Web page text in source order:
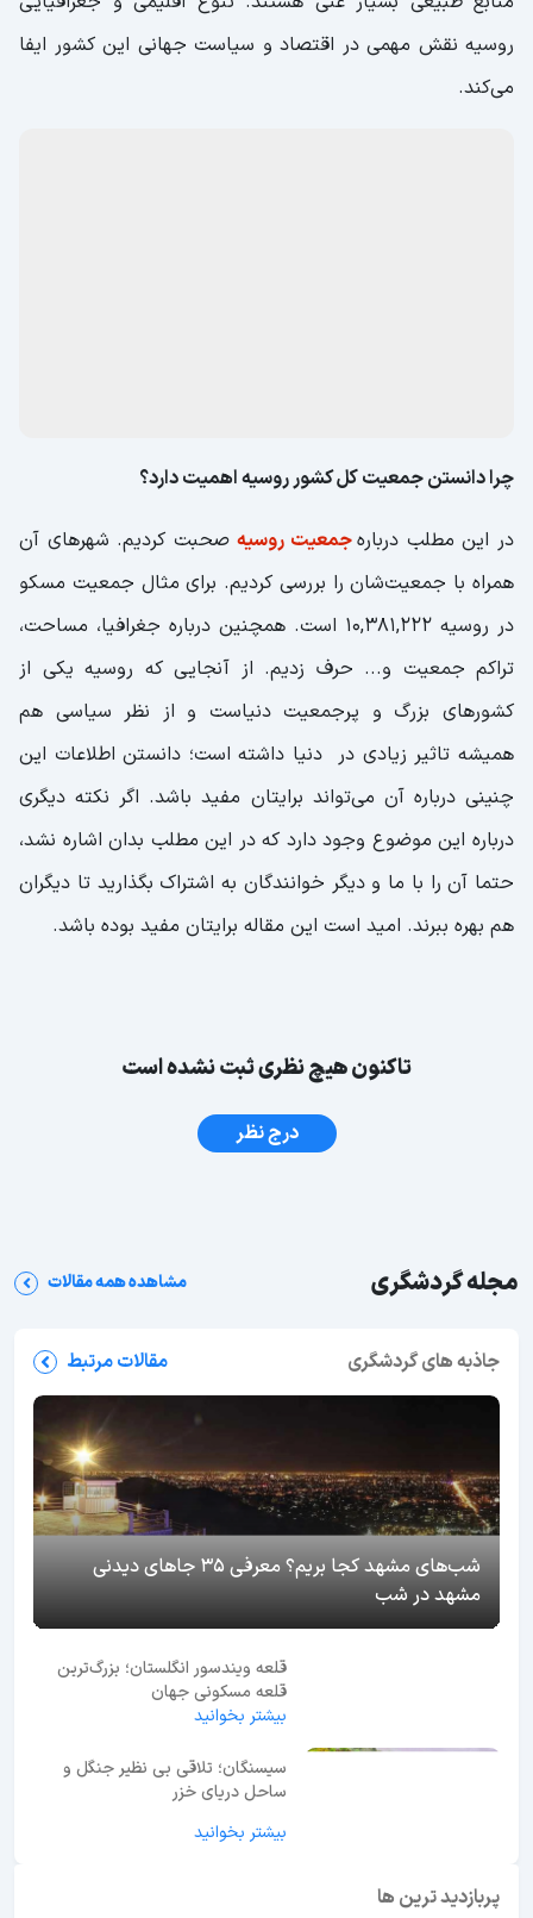
روسیه نقش مهمی در اقتصاد و سیاست جهانی این کشور ایفا
می‌کند.
چرا دانستن جمعیت کل کشور روسیه اهمیت دارد؟
در این مطلب دربارهجمعیت روسیهصحبت کردیم. شهرهای آن
همراه با جمعیت‌شان را بررسی کردیم. برای مثال جمعیت مسکو
در روسیه 10,381,222 است. همچنین درباره جغرافیا، مساحت،
تراکم جمعیت و... حرف زدیم. از آنجایی که روسیه یکی از
کشورهای بزرگ و پرجمعیت دنیاست و از نظر سیاسی هم
همیشه تاثیر زیادی در دنیا داشته است؛ دانستن اطلاعات این
چنینی درباره آن می‌تواند برایتان مفید باشد. اگر نکته دیگری
درباره این موضوع وجود دارد که در این مطلب بدان اشاره نشد،
حتما آن را با ما و دیگر خوانندگان به اشتراک بگذارید تا دیگران
هم بهره ببرند. امید است این مقاله برایتان مفید بوده باشد.
تاکنون هیچ نظری ثبت نشده است
درج نظر
مجله گردشگری مشاهده همه مقالات
جاذبه های گردشگری مقالات مرتبط
شب‌های مشهد کجا بریم؟ معرفی 35 جاهای دیدنی
مشهد در شب
قلعه ویندسور انگلستان؛ بزرگ‌ترین
قلعه مسکونی جهان
بیشتر بخوانید
سیسنگان؛ تلاقی بی نظیر جنگل و
ساحل دریای خزر
بیشتر بخوانید
پربازدید ترین ها